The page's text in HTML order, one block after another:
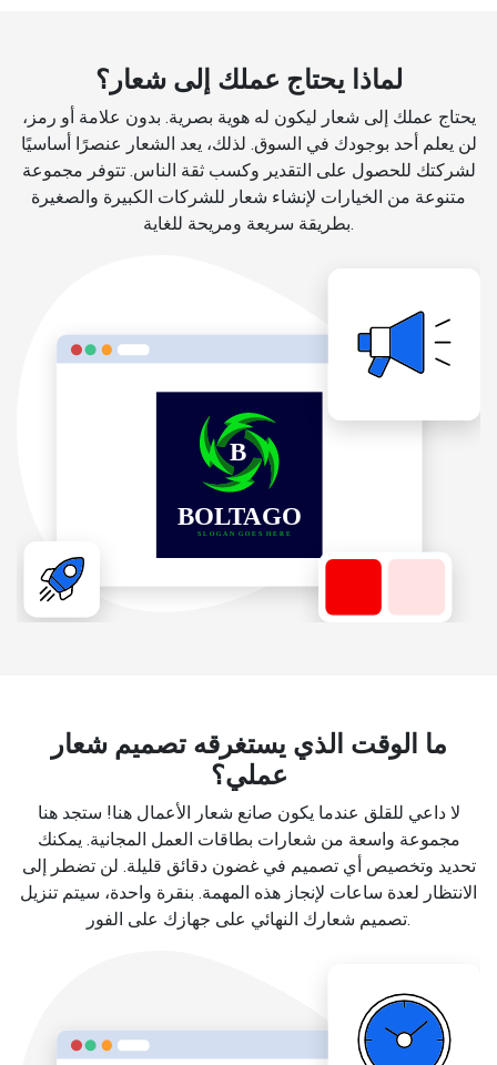
لماذا يحتاج عملك إلى شعار؟
يحتاج عملك إلى شعار ليكون له هوية بصرية. بدون علامة أو رمز،
لن يعلم أحد بوجودك في السوق. لذلك، يعد الشعار عنصرًا أساسيًا
لشركتك للحصول على التقدير وكسب ثقة الناس. تتوفر مجموعة
متنوعة من الخيارات لإنشاء شعار للشركات الكبيرة والصغيرة
بطريقة سريعة ومريحة للغاية.
ما الوقت الذي يستغرقه تصميم شعار
عملي؟
لا داعي للقلق عندما يكون صانع شعار الأعمال هنا! ستجد هنا
مجموعة واسعة من شعارات بطاقات العمل المجانية. يمكنك
تحديد وتخصيص أي تصميم في غضون دقائق قليلة. لن تضطر إلى
الانتظار لعدة ساعات لإنجاز هذه المهمة. بنقرة واحدة، سيتم تنزيل
تصميم شعارك النهائي على جهازك على الفور.